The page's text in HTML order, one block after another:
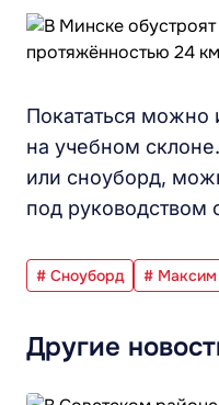
Покататься можно
на учебном
или сноуборд,
под руководством
# Сноуборд # Максим
Другие